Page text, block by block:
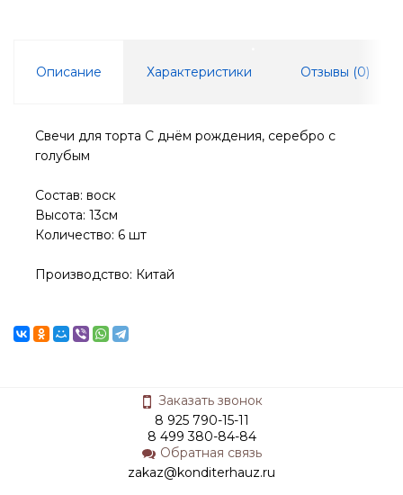
Описание Характеристики Отзывы (0)
Свечи для торта С днём рождения, серебро с
голубым
Состав: воск
Высота: 13см
Количество: 6 шт
Производство: Китай
Заказать звонок
8 925 790-15-11
8 499 380-84-84
Обратная связь
zakaz@konditerhauz.ru